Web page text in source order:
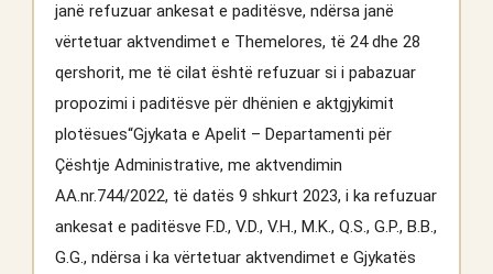
janë refuzuar ankesat e paditësve, ndërsa janë
vërtetuar aktvendimet e Themelores, të 24 dhe 28
qershorit, me të cilat është refuzuar si i pabazuar
propozimi i paditësve për dhënien e aktgjykimit
plotësues“Gjykata e Apelit – Departamenti për
Çështje Administrative, me aktvendimin
AA.nr.744/2022, të datës 9 shkurt 2023, i ka refuzuar
ankesat e paditësve F.D., V.D., V.H., M.K., Q.S., G.P., B.B.,
G.G., ndërsa i ka vërtetuar aktvendimet e Gjykatës